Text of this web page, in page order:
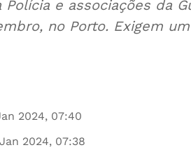
e associações da
no Porto. Exigem
2024, 07:40
2024, 07:38